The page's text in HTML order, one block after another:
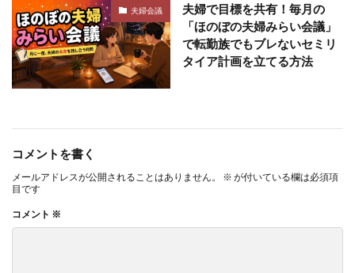
夫婦会議
夫婦で目標を共有！毎月の
「ほのぼの夫婦みらい会議」
で転勤族でもブレないセミリ
タイア計画を立てる方法
コメントを書く
メールアドレスが公開されることはありません。 ※ が付いている欄は必須項
目です
コメント ※